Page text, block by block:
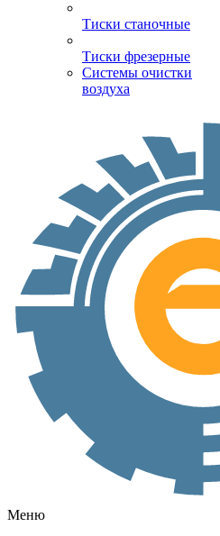
Тиски станочные
Тиски фрезерные
Системы очистки
воздуха
Меню